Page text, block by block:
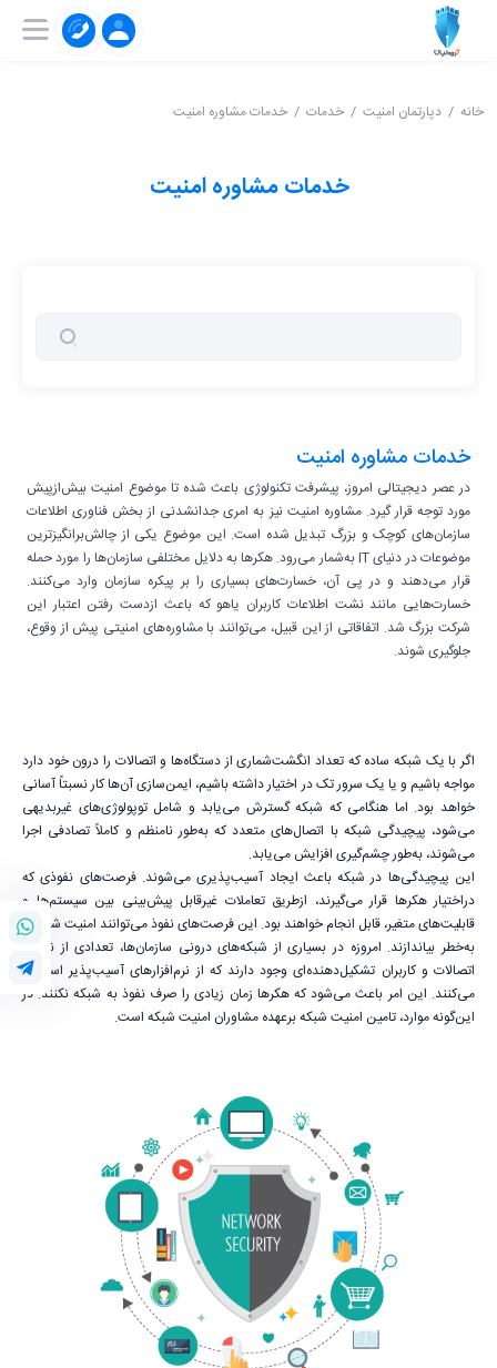
ثبت‌ نام | ورود
خانه دپارتمان امنیت خدمات خدمات مشاوره امنیت
خدمات مشاوره امنیت
خدمات مشاوره امنیت
در عصر دیجیتالی امروز، پیشرفت تکنولوژی باعث شده تا موضوع امنیت بیش‌ازپیش
مورد توجه قرار گیرد. مشاوره امنیت نیز به امری جدانشدنی از بخش فناوری اطلاعات
سازمان‌های کوچک و بزرگ تبدیل شده است. این موضوع یکی از چالش‌برانگیزترین
موضوعات در دنیای IT به‌شمار می‌رود. هکرها به دلایل مختلفی سازمان‌ها را مورد حمله
قرار می‌دهند و در پی آن، خسارت‌های بسیاری را بر پیکره سازمان وارد می‌کنند.
خسارت‌هایی مانند نشت اطلاعات کاربران یاهو که باعث ازدست رفتن اعتبار این
شرکت بزرگ شد. اتفاقاتی از این قبیل، می‌توانند با مشاوره‌های امنیتی پیش از وقوع،
جلوگیری شوند.
اگر با یک شبکه ساده که تعداد انگشت‌شماری از دستگاه‌ها و اتصالات را درون خود دارد
مواجه باشیم و یا یک سرور تک در اختیار داشته باشیم، ایمن‌سازی آن‌ها کار نسبتاً آسانی
خواهد بود. اما هنگامی که شبکه گسترش می‌یابد و شامل توپولوژی‌های غیربدیهی
می‌شود، پیچیدگی شبکه با اتصال‌های متعدد که به‌طور نامنظم و کاملاً تصادفی اجرا
می‌شوند، به‌طور چشم‌گیری افزایش می‌یابد.
این پیچیدگی‌ها در شبکه باعث ایجاد آسیب‌پذیری می‌شوند. فرصت‌های نفوذی که
دراختیار هکرها قرار می‌گیرند، ازطریق تعاملات غیرقابل پیش‌بینی بین سیستم‌ها و
قابلیت‌های متغیر، قابل انجام خواهند بود. این فرصت‌های نفوذ می‌توانند امنیت شبکه را
به‌خطر بیاندازند. امروزه در بسیاری از شبکه‌های درونی سازمان‌ها، تعدادی از نودها،
اتصالات و کاربران تشکیل‌دهنده‌ای وجود دارند که از نرم‌افزارهای آسیب‌پذیر استفاده
می‌کنند. این امر باعث می‌شود که هکرها زمان زیادی را صرف نفوذ به شبکه نکنند. در
این‌گونه موارد، تامین امنیت شبکه برعهده مشاوران امنیت شبکه است.